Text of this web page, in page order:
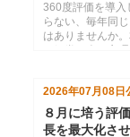
360度評価を導入
らない、毎年同
はありませんか
2026年07月08日
８月に培う評
長を最大化さ